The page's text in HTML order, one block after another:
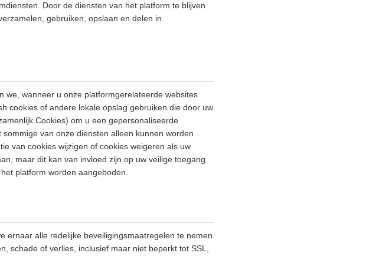
Door de diensten van het platform te blijven
gebruiken, opslaan en delen in
we, wanneer u onze platformgerelateerde websites
cookies of andere lokale opslag gebruiken die door uw
Cookies) om u een gepersonaliseerde
van onze diensten alleen kunnen worden
van cookies wijzigen of cookies weigeren als uw
maar dit kan van invloed zijn op uw veilige toegang
platform worden aangeboden.
ernaar alle redelijke beveiligingsmaatregelen te nemen
schade of verlies, inclusief maar niet beperkt tot SSL,